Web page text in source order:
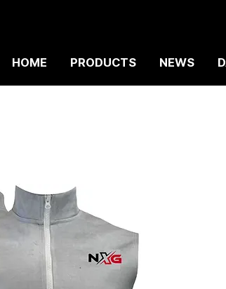
HOME PRODUCTS NEWS